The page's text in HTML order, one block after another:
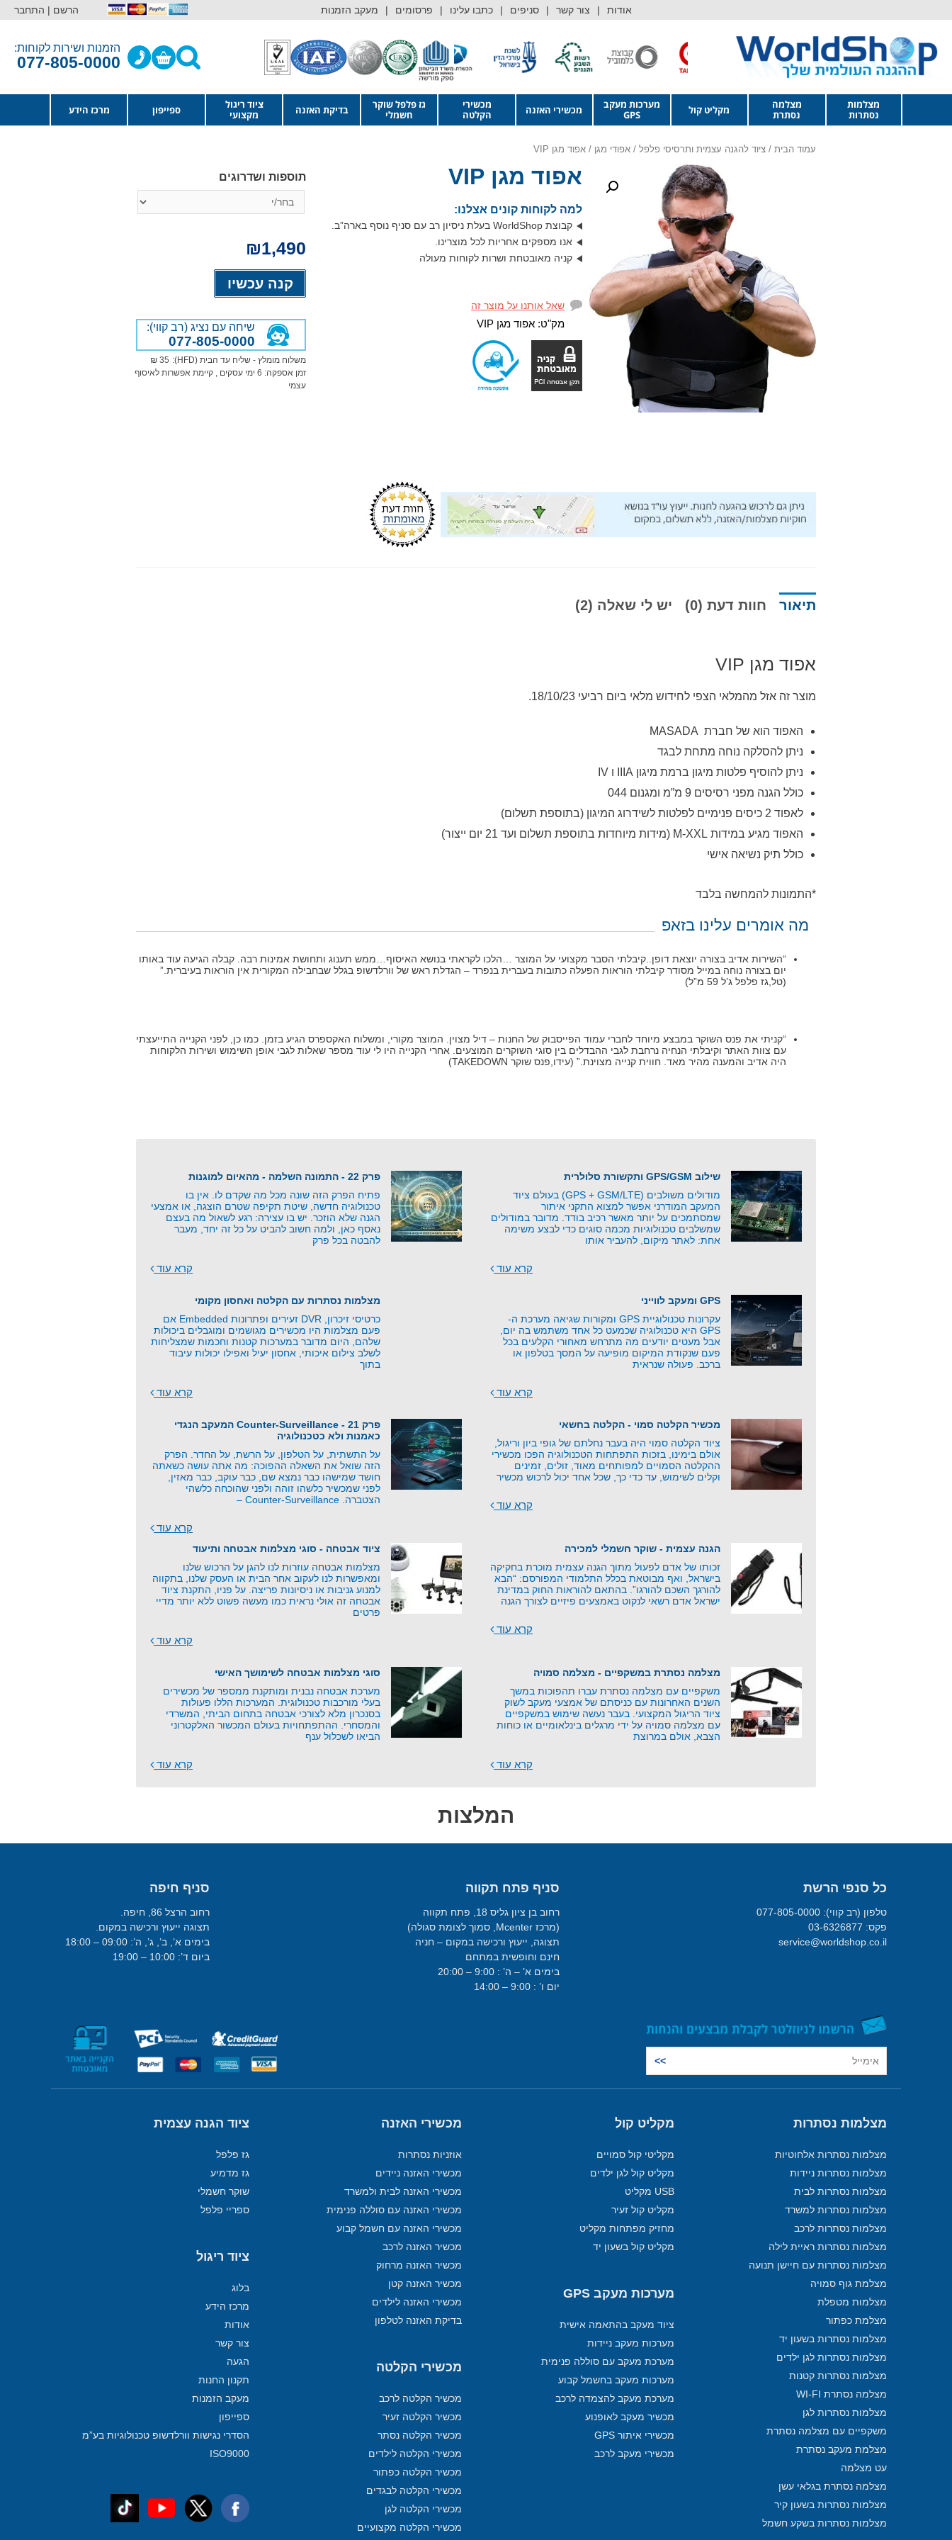
אודות צור קשר סניפים כתבו עלינו פרסומים מעקב הזמנות הרשם | התחבר
הזמנות ושירות לקוחות:
077-805-0000
מצלמות
נסתרות
מצלמה
נסתרת
מקליט קול
מערכות מעקב
GPS
מכשירי האזנה
מכשירי
הקלטה
גז פלפל שוקר
חשמלי
בדיקת האזנה
ציוד ריגול
מקצועי
ספייפון מרכז הידע
עמוד הבית / ציוד להגנה עצמית ותרסיסי פלפל / אפודי מגן / אפוד מגן VIP
אפוד מגן VIP
למה לקוחות קונים אצלנו:
קבוצת WorldShop בעלת ניסיון רב עם סניף נוסף בארה”ב.
אנו מספקים אחריות לכל מוצרינו.
קניה מאובטחת ושרות לקוחות מעולה
שאל אותנו על מוצר זה
מק"ט: אפוד מגן VIP
תוספות ושדרוגים
₪1,490
קנה עכשיו
שיחה עם נציג (רב קווי):
077-805-0000
משלוח מומלץ - שליח עד הבית (HFD):
35 ₪
זמן אספקה: 6 ימי עסקים , קיימת אפשרות לאיסוף
עצמי
תיאור חוות דעת (0) יש לי שאלה (2)
אפוד מגן VIP
מוצר זה אזל מהמלאי הצפי לחידוש מלאי ביום רביעי 18/10/23.
האפוד הוא של חברת MASADA
ניתן להסלקה נוחה מתחת לבגד
ניתן להוסיף פלטות מיגון ברמת מיגון IIIA ו IV
כולל הגנה מפני רסיסים 9 מ”מ ומגנום 044
לאפוד 2 כיסים פנימיים לפלטות לשידרוג המיגון (בתוספת תשלום)
האפוד מגיע במידות M-XXL (מידות מיוחדות בתוספת תשלום ועד 21 יום ייצור)
כולל תיק נשיאה אישי
*התמונות להמחשה בלבד
מה אומרים עלינו בזאפ
“השירות אדיב בצורה יוצאת דופן..קיבלתי הסבר מקצועי על המוצר …הלכו לקראתי בנושא האיסוף…ממש תענוג ותחושת אמינות רבה. קבלה הגיעה עוד באותו
יום בצורה נוחה במייל מסודר קיבלתי הוראות הפעלה כתובות בעברית בנפרד – הגדלת ראש של וורלדשופ בגלל שבחבילה המקורית אין הוראות בעיברית.”
(טל,גז פלפל ג’ל 59 מ”ל)
“קניתי את פנס השוקר במבצע מיוחד לחברי עמוד הפייסבוק של החנות – דיל מצוין. המוצר מקורי, ומשלוח האקספרס הגיע בזמן. כמו כן, לפני הקנייה התייעצתי
עם צוות האתר וקיבלתי הנחיה נרחבת לגבי ההבדלים בין סוגי השוקרים המוצעים. אחרי הקנייה היו לי עוד מספר שאלות לגבי אופן השימוש ושירות הלקוחות
היה אדיב והמענה מהיר מאד. חווית קנייה מצוינת.” (עידו,פנס שוקר TAKEDOWN)
שילוב GPS/GSM ותקשורת סלולרית
מודולים משולבים (GPS + GSM/LTE) בעולם ציוד
המעקב המודרני אפשר למצוא התקני איתור
שמסתמכים על יותר מאשר רכיב בודד. מדובר במודולים
שמשלבים טכנולוגיות מכמה סוגים כדי לבצע משימה
אחת: לאתר מיקום, להעביר אותו
קרא עוד
פרק 22 - התמונה השלמה - מהאיום למוגנות
פתיח הפרק הזה שונה מכל מה שקדם לו. אין בו
טכנולוגיה חדשה, שיטת תקיפה שטרם הוצגה, או אמצעי
הגנה שלא הוזכר. יש בו עצירה: רגע לשאול מה בעצם
נאסף כאן, ולמה חשוב להביט על כל זה יחד, מעבר
להבטה בכל פרק
קרא עוד
GPS ומעקב לווייני
עקרונות טכנולוגיית GPS ומקורות שגיאה מערכת ה-
GPS היא טכנולוגיה שכמעט כל אחד משתמש בה יום,
אבל מעטים יודעים מה מתרחש מאחורי הקלעים בכל
פעם שנקודת המיקום מופיעה על המסך בטלפון או
ברכב. פעולה שנראית
קרא עוד
מצלמות נסתרות עם הקלטה ואחסון מקומי
כרטיסי זיכרון, DVR זעירים ופתרונות Embedded אם
פעם מצלמות היו מכשירים מגושמים ומוגבלים ביכולות
שלהם, היום מדובר במערכות קטנות וחכמות שמצליחות
לשלב צילום איכותי, אחסון יעיל ואפילו יכולות עיבוד
בתוך
קרא עוד
מכשיר הקלטה סמוי - הקלטה בחשאי
ציוד הקלטה סמוי היה בעבר נחלתם של גופי ביון וריגול,
אולם בימינו, בזכות התפתחות הטכנולוגיה הפכו מכשירי
ההקלטה הסמויים למפותחים מאוד, זולים, זמינים
וקלים לשימוש, עד כדי כך, שכל אחד יכול לרכוש מכשיר
קרא עוד
פרק 21 - Counter-Surveillance המעקב הנגדי
כאמנות ולא כטכנולוגיה
על התשתית, על הטלפון, על הרשת, על החדר. הפרק
הזה שואל את השאלה ההפוכה: מה אתה עושה כשאתה
חושד שמישהו כבר נמצא שם, כבר עוקב, כבר מאזין,
לפני שמכשיר כלשהו זוהה ולפני שהוכחה כלשהי
הצטברה. Counter-Surveillance –
קרא עוד
הגנה עצמית - שוקר חשמלי למכירה
זכותו של אדם לפעול מתוך הגנה עצמית מוכרת בחקיקה
בישראל, ואף מבוטאת בכלל התלמודי המפורסם: “הבא
להורגך השכם להורגו”. בהתאם להוראות החוק במדינת
ישראל אדם רשאי לנקוט באמצעים פיזיים לצורך הגנה
קרא עוד
ציוד אבטחה - סוגי מצלמות אבטחה ותיעוד
מצלמות אבטחה עוזרות לנו להגן על הרכוש שלנו
ומאפשרות לנו לעקוב אחר הבית או העסק שלנו, בתקווה
למנוע גניבות או ניסיונות פריצה. על פניו, התקנת ציוד
אבטחה זה אולי נראית כמו מעשה פשוט ללא יותר מדיי
פרטים
קרא עוד
מצלמה נסתרת במשקפיים - מצלמה סמויה
משקפיים עם מצלמה נסתרת עברו תהפוכות במשך
השנים האחרונות עם כניסתם של אמצעי מעקב לשוק
ציוד הריגול המקצועי. בעבר נעשה שימוש במשקפיים
עם מצלמה סמויה על ידי מרגלים בינלאומיים או כוחות
הצבא, אולם במרוצת
קרא עוד
סוגי מצלמות אבטחה לשימושך האישי
מערכת אבטחה נבנית ומותקנת ממספר של מכשירים
בעלי מורכבות טכנולוגית. המערכות הללו פעולות
בסנכרון מלא לצורכי אבטחה בתחום הביתי, המשרדי
והמסחרי. ההתפתחויות בעולם המכשור האלקטרוני
הביאו לשכלול ענף
קרא עוד
המלצות
כל סנפי הרשת
טלפון (רב קווי): 077-805-0000
פקס: 03-6326877
service@worldshop.co.il
סניף פתח תקווה
רחוב בן ציון גליס 18, פתח תקווה
(מרכז Mcenter, סמוך לצומת סגולה)
תצוגה, ייעוץ ורכישה במקום – חניה
חינם וחופשית במתחם
בימים א’ – ה’ : 9:00 – 20:00
יום ו’ : 9:00 – 14:00
סניף חיפה
רחוב הרצל 86, חיפה.
תצוגה ייעוץ ורכישה במקום.
בימים א’, ב’, ג’, ה’: 09:00 – 18:00
ביום ד’: 10:00 – 19:00
מצלמות נסתרות
מצלמות נסתרות אלחוטיות
מצלמות נסתרות ניידות
מצלמות נסתרות לבית
מצלמות נסתרות למשרד
מצלמות נסתרות לרכב
מצלמות נסתרות ראיית לילה
מצלמות נסתרות עם חיישן תנועה
מצלמת גוף סמויה
מצלמות מטפלת
מצלמת כפתור
מצלמות נסתרות בשעון יד
מצלמות נסתרות לגן ילדים
מצלמות נסתרות קטנות
מצלמה נסתרת WI-FI
מצלמות נסתרות לגן
משקפיים עם מצלמה נסתרת
מצלמת מעקב נסתרת
עט מצלמה
מצלמה נסתרת בגלאי עשן
מצלמות נסתרות בשעון קיר
מצלמות נסתרות בשקע חשמל
מקליט קול
מקליטי קול סמויים
מקליט קול לגן ילדים
USB מקליט
מקליט קול זעיר
מחזיק מפתחות מקליט
מקליט קול בשעון יד
מערכות מעקב GPS
ציוד מעקב בהתאמה אישית
מערכות מעקב ניידות
מערכת מעקב עם סוללה פנימית
מערכות מעקב בחשמל קבוע
מערכת מעקב להצמדה לרכב
מכשיר מעקב לאופנוע
מכשירי איתור GPS
מכשירי מעקב לרכב
מכשירי האזנה
אוזניות נסתרות
מכשירי האזנה ניידים
מכשירי האזנה לבית ולמשרד
מכשירי האזנה עם סוללה פנימית
מכשירי האזנה עם חשמל קבוע
מכשיר האזנה לרכב
מכשיר האזנה מרחוק
מכשיר האזנה קטן
מכשירי האזנה לילדים
בדיקת האזנה לטלפון
מכשירי הקלטה
מכשיר הקלטה לרכב
מכשיר הקלטה זעיר
מכשיר הקלטה נסתר
מכשירי הקלטה לילדים
מכשיר הקלטה כפתור
מכשירי הקלטה לבגדים
מכשירי הקלטה לגן
מכשירי הקלטה מקצועיים
ציוד הגנה עצמית
גז פלפל
גז מדמיע
שוקר חשמלי
ספריי פלפל
ציוד ריגול
בלוג
מרכז הידע
אודות
צור קשר
הגעה
תקנון החנות
מעקב הזמנות
ספייפון
הסדרי נגישות וורלדשופ טכנולוגיות בע”מ
ISO9000